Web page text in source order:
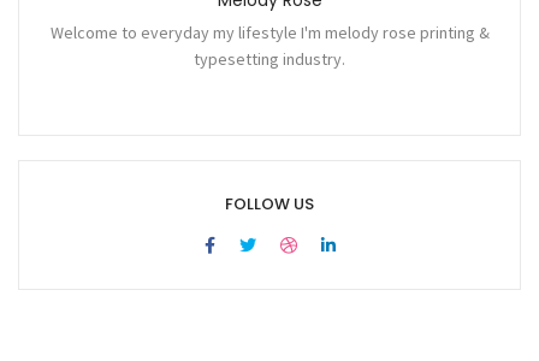
Welcome to everyday my lifestyle I'm melody rose printing &
typesetting industry.
FOLLOW US